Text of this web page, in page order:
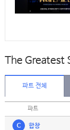
The Greatest
파트 전체
파트
C 합창